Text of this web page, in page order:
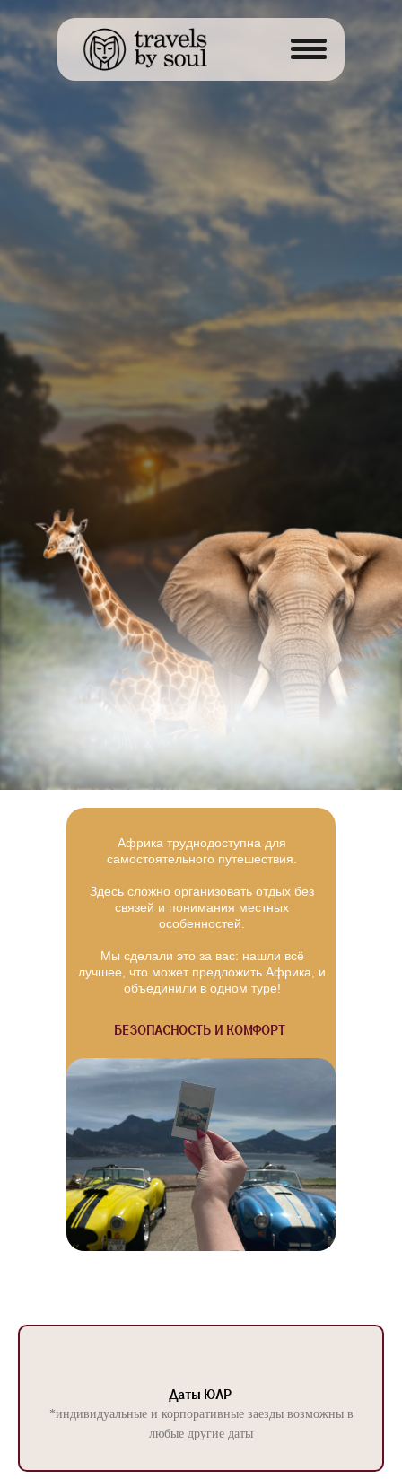
УЗНАТЬ ПОДРОБНОСТИ
Африка труднодоступна для
самостоятельного путешествия.
Здесь сложно организовать отдых без
связей и понимания местных
особенностей.
Мы сделали это за вас: нашли всё
лучшее, что может предложить Африка, и
объединили в одном туре!
БЕЗОПАСНОСТЬ И КОМФОРТ
Даты ЮАР
*индивидуальные и корпоративные заезды возможны в
любые другие даты